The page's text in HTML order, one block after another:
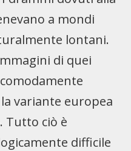
a mondi
lontani.
di quei
variante europea
Tutto ciò è
difficile